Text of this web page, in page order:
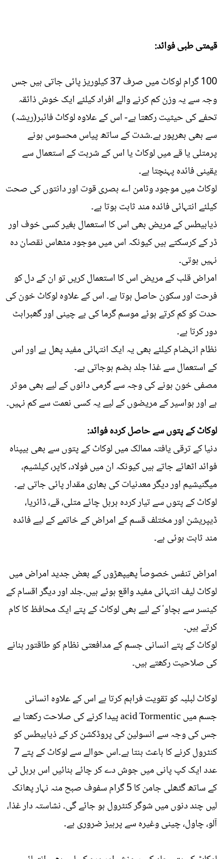
قیمتی طبی فوائد:
100 گرام لوکاٹ میں صرف 37 کیلوریز پائی جاتی ہیں جس
وجہ سے یہ وزن کم کرنے والے افراد کیلئے ایک خوش ذائقہ
تحفے کی حیثیت رکھتا ہے- اس کے علاوہ لوکاٹ فائبر(ریشہ)
سے بھی بھرپور ہے۔شدت کے ساتھ پیاس محسوس ہونے
پرمتلی یا قے میں لوکاٹ یا اس کے شربت کے استعمال سے
یقینی فائدہ پہنچتا ہے۔
لوکاٹ میں موجود وٹامن اے بصری قوت اور دانتوں کی صحت
کیلئے انتہائی فائدہ مند ثابت ہوتا ہے۔
ذیابیطس کے مریض بھی اس کا استعمال بغیر کسی خوف اور
ڈر کے کرسکتے ہیں کیونکہ اس میں موجود مٹھاس نقصان دہ
نہیں ہوتی۔
امراض قلب کے مریض اس کا استعمال کریں تو ان کے دل کو
فرحت اور سکون حاصل ہوتا ہے۔ اس کے علاوہ لوکاٹ خون کی
حدت کو کم کرتے ہوئے موسم گرما کی بے چینی اور گھبراہٹ
دور کرتا ہے۔
نظام انہضام کیلئے بھی یہ ایک انتہائی مفید پھل ہے اور اس
کے استعمال سے غذا جلد ہضم ہوجاتی ہے۔
مصفی خون ہونے کی وجہ سے گرمی دانوں کے لیے بھی موثر
ہے اور بواسیر کے مریضوں کے لیے یہ کسی نعمت سے کم نہیں۔
لوکاٹ کے پتوں سے حاصل کردہ فوائد:
دنیا کے ترقی یافتہ ممالک میں لوکاٹ کے پتوں سے بھی بیپناہ
فوائد اٹھائے جاتے ہیں کیونکہ ان میں فولاد، کاپر، کیلشیم،
میگنیشیم اور دیگر معدنیات کی بھاری مقدار پائی جاتی ہے۔
لوکاٹ کے پتوں سے تیار کردہ ہربل چائے متلی، قے، ڈائریا،
ڈیپریشن اور مختلف قسم کے امراض کے خاتمے کے لیے فائدہ
مند ثابت ہوئی ہے۔
امراض تنفس خصوصاً پھیپھڑوں کے بعض جدید امراض میں
لوکاٹ لیف انتہائی مفید واقع ہوئے ہیں۔جلد اور دیگر اقسام کے
کینسر سے بچاوٴ کے لیے بھی لوکاٹ کے پتے ایک محافظ کا کام
کرتے ہیں۔
لوکاٹ کے پتے انسانی جسم کے مدافعتی نظام کو طاقتور بنانے
کی صلاحیت رکھتے ہیں۔
لوکاٹ لبلبہ کو تقویت فراہم کرتا ہے اس کے علاوہ انسانی
جسم میں acid Tormentic پیدا کرنے کی صلاحت رکھتا ہے
جس کی وجہ سے انسولین کی پروڈکشن کر کے ذیابیطس کو
کنٹرول کرنے کا باعث بنتا ہے۔اس حوالے سے لوکاٹ کے پتے 7
عدد ایک کپ پانی میں جوش دے کر چائے بنائیں اس ہربل ٹی
کے ساتھ گٹھلی جامن کا 5 گرام سفوف صبح منہ نہار پھانک
لیں چند دنوں میں شوگر کنٹرول ہو جائے گی۔ نشاستہ دار غذا،
آلو، چاول، چینی وغیرہ سے پرہیز ضروری ہے۔